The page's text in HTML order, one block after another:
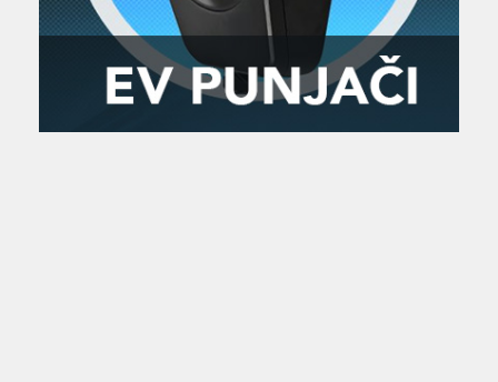
MTC - Moto Tour Croatia
Zanimljivost
Najave i noviteti